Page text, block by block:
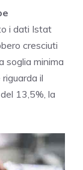
i dati Istat
cresciuti
soglia minima
il
13,5%, la